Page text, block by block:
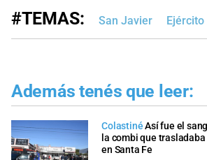
#TEMAS: San Javier
Además tenés que leer:
ColastinéAsí fue el
la combi que
en Santa Fe